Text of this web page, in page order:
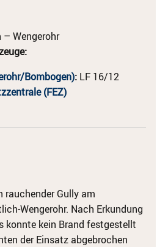
Wengerohr
Bombogen): LF 16/12
(FEZ)
rauchender Gully am
Wengerohr. Nach Erkundung
konnte kein Brand festgestellt
der Einsatz abgebrochen